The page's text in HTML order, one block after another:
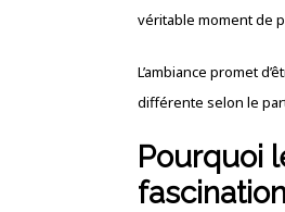
véritable moment de
L’ambiance promet
différente selon le
Pourquoi